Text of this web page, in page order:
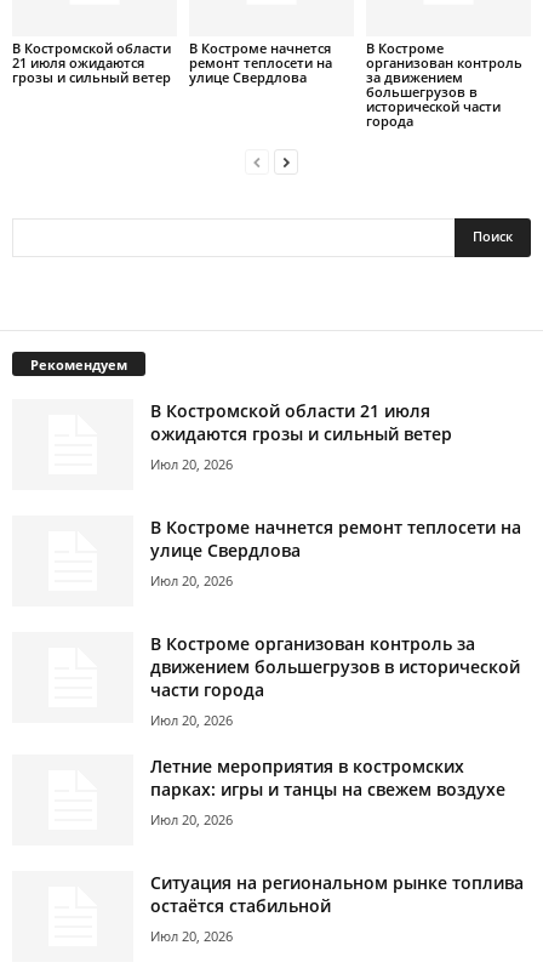
В Костромской области
21 июля ожидаются
грозы и сильный ветер
В Костроме начнется
ремонт теплосети на
улице Свердлова
В Костроме
организован контроль
за движением
большегрузов в
исторической части
города
Рекомендуем
В Костромской области 21 июля
ожидаются грозы и сильный ветер
Июл 20, 2026
В Костроме начнется ремонт теплосети на
улице Свердлова
Июл 20, 2026
В Костроме организован контроль за
движением большегрузов в исторической
части города
Июл 20, 2026
Летние мероприятия в костромских
парках: игры и танцы на свежем воздухе
Июл 20, 2026
Ситуация на региональном рынке топлива
остаётся стабильной
Июл 20, 2026